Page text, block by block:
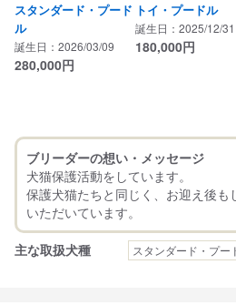
スタンダード・プード
ル
誕生日：2026/03/09
280,000円
トイ・プードル
誕生日：2025/12/31
180,000円
ブリーダーの想い・メッセージ
犬猫保護活動をしています。
保護犬猫たちと同じく、お迎え後も
主な取扱犬種 スタンダード・プー